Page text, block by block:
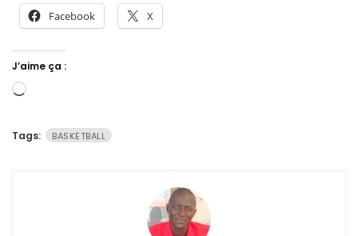
Facebook X
J’aime ça :
Chargement…
Tags: BASKETBALL